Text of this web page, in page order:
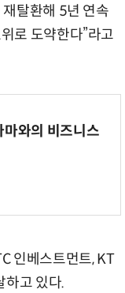
탈환해 5년 연속
로 도약한다”라고
와의 비즈니스
인베스트먼트, KT
하고 있다.